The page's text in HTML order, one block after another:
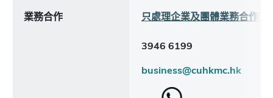
業務合作 只處理企業及團體業務合作查
3946 6199
business@cuhkmc.hk